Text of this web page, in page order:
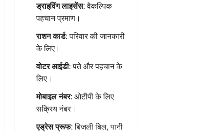
ड्राइविंग लाइसेंस: वैकल्पिक
पहचान प्रमाण।
राशन कार्ड: परिवार की जानकारी
के लिए।
वोटर आईडी: पते और पहचान के
लिए।
मोबाइल नंबर: ओटीपी के लिए
सक्रिय नंबर।
एड्रेस प्रूफ: बिजली बिल, पानी